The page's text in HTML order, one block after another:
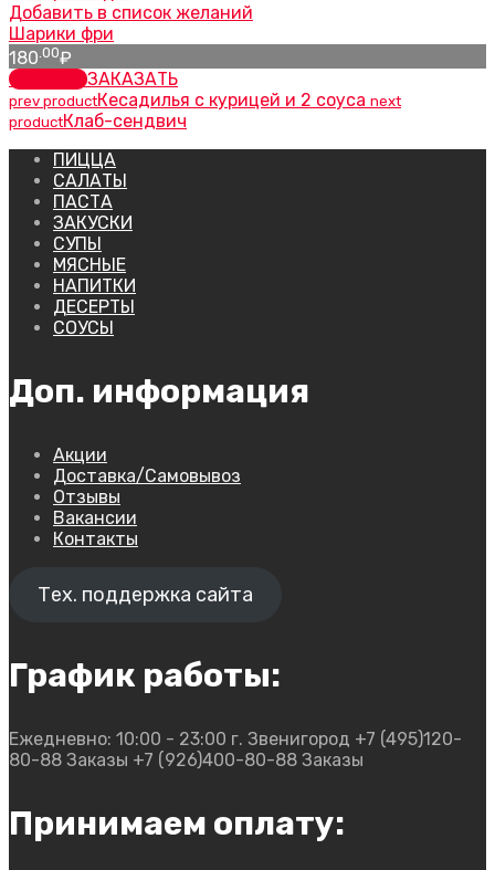
Добавить в список желаний
Шарики фри
180 .00₽
заказатьЗАКАЗАТЬ
prev productКесадилья с курицей и 2 соуса next
productКлаб-сендвич
ПИЦЦА
САЛАТЫ
ПАСТА
ЗАКУСКИ
СУПЫ
МЯСНЫЕ
НАПИТКИ
ДЕСЕРТЫ
СОУСЫ
Доп. информация
Акции
Доставка/Самовывоз
Отзывы
Вакансии
Контакты
Тех. поддержка сайта
График работы:
Ежедневно: 10:00 - 23:00 г. Звенигород +7 (495)120-
80-88 Заказы +7 (926)400-80-88 Заказы
Принимаем оплату: